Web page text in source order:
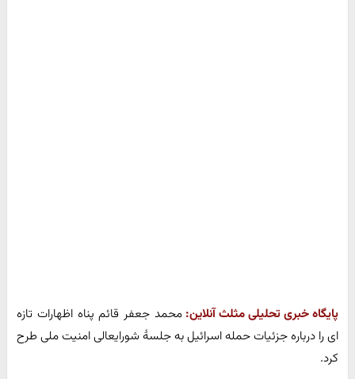
پایگاه خبری تحلیلی مثلث آنلاین: محمد جعفر قائم پناه اظهارات تازه
ای را درباره جزئیات حمله اسرائیل به جلسهٔ شورایعالی امنیت ملی طرح
کرد.